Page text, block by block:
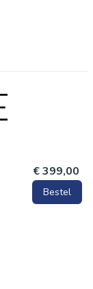
€ 399,00
Bestel